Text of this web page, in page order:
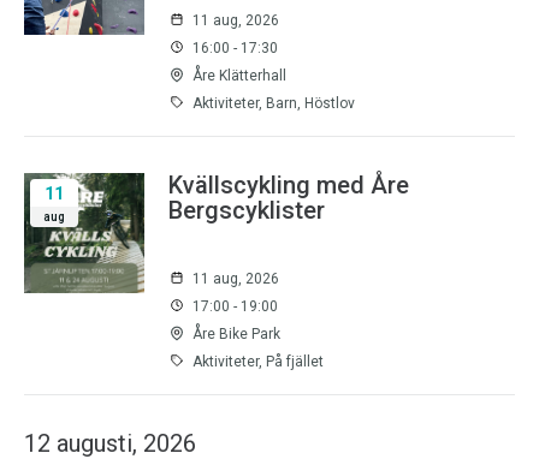
11 aug, 2026
16:00 - 17:30
Åre Klätterhall
Aktiviteter, Barn, Höstlov
11
aug
Kvällscykling med Åre
Bergscyklister
11 aug, 2026
17:00 - 19:00
Åre Bike Park
Aktiviteter, På fjället
12 augusti, 2026